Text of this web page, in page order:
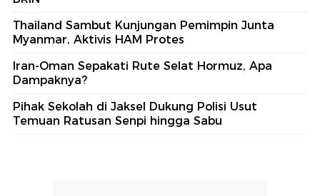
Thailand Sambut Kunjungan Pemimpin Junta
Myanmar, Aktivis HAM Protes
Iran-Oman Sepakati Rute Selat Hormuz, Apa
Dampaknya?
Pihak Sekolah di Jaksel Dukung Polisi Usut
Temuan Ratusan Senpi hingga Sabu